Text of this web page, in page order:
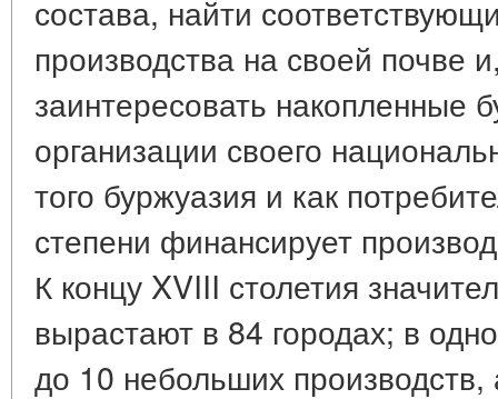
состава, найти
производства на своей почве
заинтересовать накопленные
организации своего
того буржуазия и как
степени финансирует
К концу XVIII столетия
вырастают в 84 городах; в
до 10 небольших